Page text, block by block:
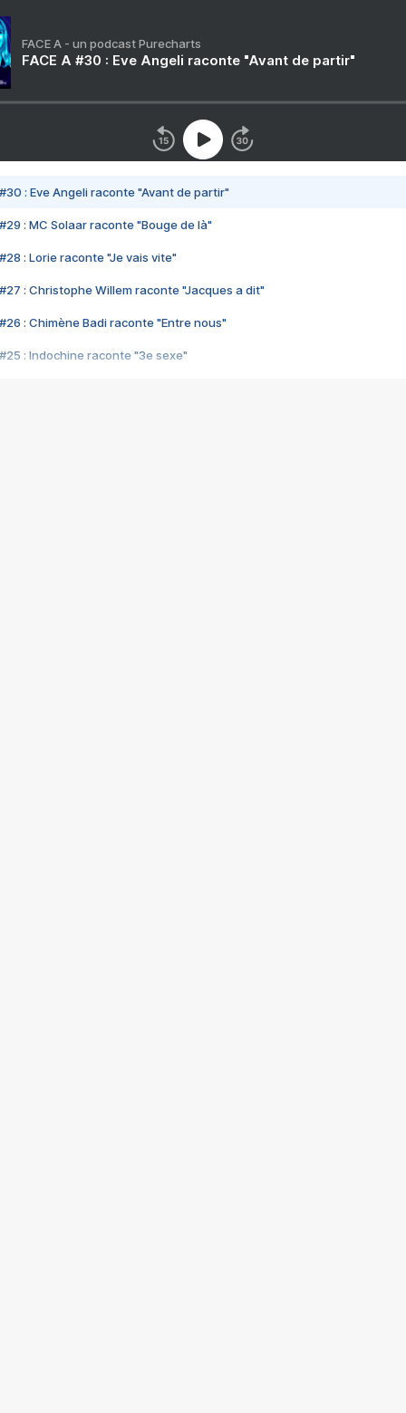
FACE A - un podcast Purecharts
FACE A #30 : Eve Angeli raconte "Avant de partir"
#30 : Eve Angeli raconte "Avant de partir"
#29 : MC Solaar raconte "Bouge de là"
#28 : Lorie raconte "Je vais vite"
#27 : Christophe Willem raconte "Jacques a dit"
#26 : Chimène Badi raconte "Entre nous"
#25 : Indochine raconte "3e sexe"